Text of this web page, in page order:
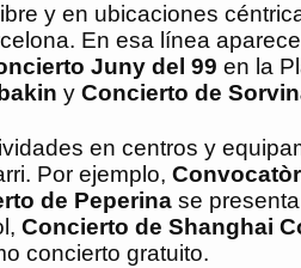
y en ubicaciones
En esa línea
Juny del 99 en la
y Concierto de
en centros y
Por ejemplo,
de Peperina se
Concierto de Shanghai
concierto gratuito.